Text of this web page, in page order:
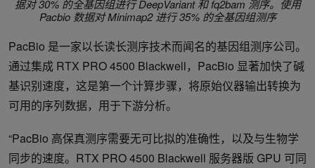
据对 30% 的全基因组进行 DeepVariant 和 fq2bam 测序。使用
Pacbio 数据对 Minimap2 进行 35% 的全基因组测序
PacBio 是一家以长读长测序技术而闻名的基因组测序公司。
通过集成 RTX PRO 4500 Blackwell，PacBio 显著加快了碱
基识别速度，这是第一个计算步骤，将原始仪器输出转换为
可用的序列数据，用于下游分析。
“PacBio 高保真测序需要无可比拟的准确性，以及与生物学
同步的速度。RTX PRO 4500 Blackwell 服务器版 GPU 可同